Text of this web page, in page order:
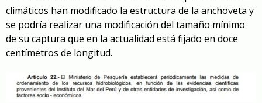
climáticos han modificado la estructura de la anchoveta y
se podría realizar una modificación del tamaño mínimo
de su captura que en la actualidad está fijado en doce
centímetros de longitud.